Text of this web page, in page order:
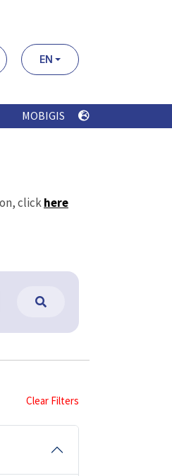
EN
MOBIGIS
clickhere
Clear Filters